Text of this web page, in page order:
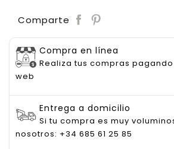
Comparte
Compra en línea
Realiza tus compras
web
Entrega a domicilio
Si tu compra es muy
nosotros: +34 685 61 25 85